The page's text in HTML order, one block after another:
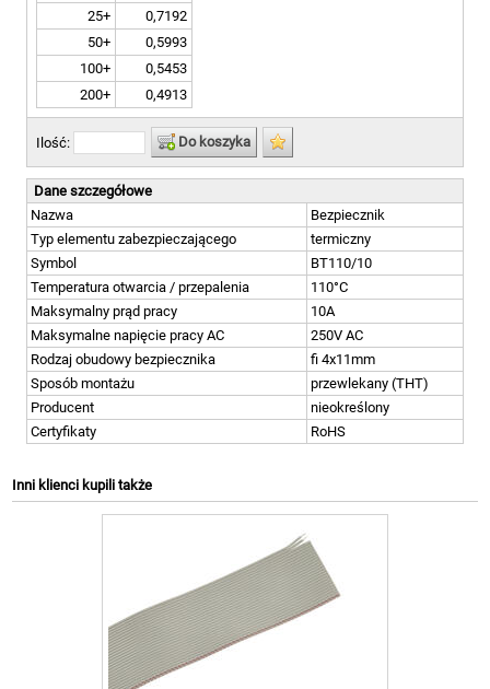
25+
0,7192
50+
0,5993
100+
0,5453
200+
0,4913
Ilość: Do koszyka
Dane szczegółowe
Nazwa
Bezpiecznik
Typ elementu zabezpieczającego
termiczny
Symbol
BT110/10
Temperatura otwarcia / przepalenia
110°C
Maksymalny prąd pracy
10A
Maksymalne napięcie pracy AC
250V AC
Rodzaj obudowy bezpiecznika
fi 4x11mm
Sposób montażu
przewlekany (THT)
Producent
nieokreślony
Certyfikaty
RoHS
Inni klienci kupili także